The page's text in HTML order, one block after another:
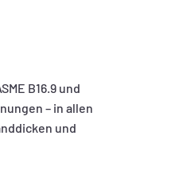
B16.9 und
– in allen
und